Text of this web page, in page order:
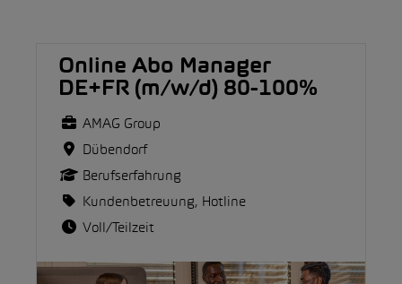
Online Abo Manager
DE+FR (m/w/d) 80-100%
AMAG Group
Dübendorf
Berufserfahrung
Kundenbetreuung, Hotline
Voll/Teilzeit